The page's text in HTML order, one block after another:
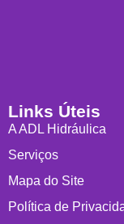
Links Úteis
A ADL Hidráulica
Serviços
Mapa do Site
Política de